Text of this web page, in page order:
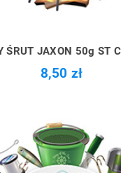
ŚRUT JAXON 50g ST
8,50 zł